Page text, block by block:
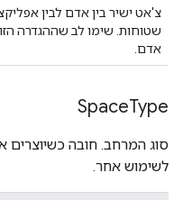
שטוחות. שימו לב שההגדרה
אדם.
SpaceType
סוג המרחב. חובה
לשימוש אחר.